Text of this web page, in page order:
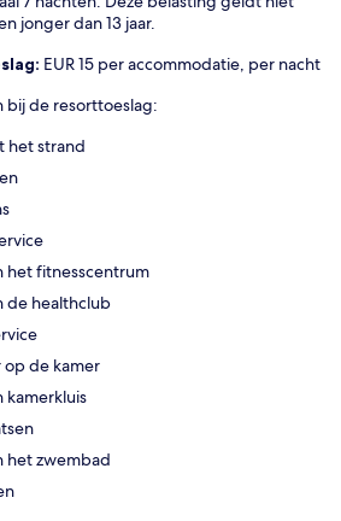
jonger dan 13 jaar.
EUR 15 per accommodatie, per nacht
bij de resorttoeslag:
het strand
het fitnesscentrum
de healthclub
op de kamer
kamerkluis
het zwembad